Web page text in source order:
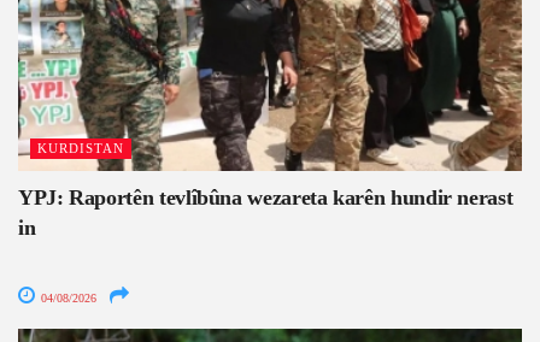
KURDISTAN
YPJ: Raportên tevlîbûna wezareta karên hundir nerast
in
04/08/2026